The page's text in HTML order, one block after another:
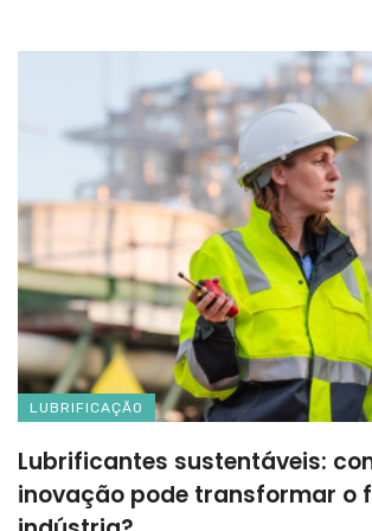
LUBRIFICAÇÃO
Lubrificantes sustentáveis:
inovação pode transformar o